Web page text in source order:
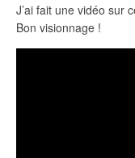
J’ai fait une vidéo sur
Bon visionnage !